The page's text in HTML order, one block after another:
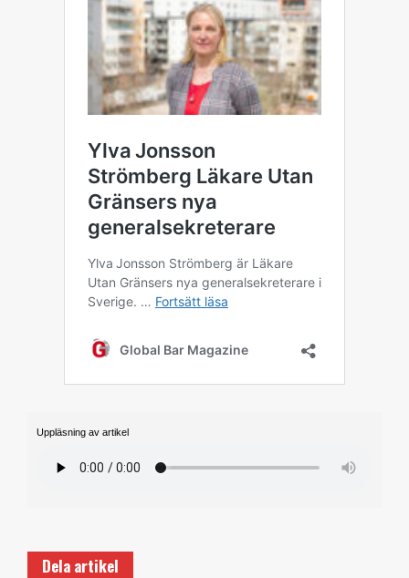
Uppläsning av artikel
Dela artikel